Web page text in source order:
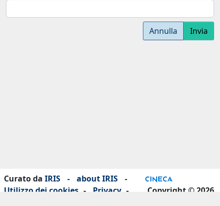
Annulla Invia
Curato da IRIS - about IRIS
-
Utilizzo dei cookies - Privacy -
Copyright © 2026